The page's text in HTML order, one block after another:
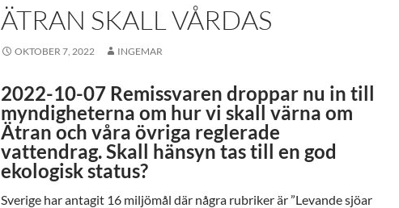
ÄTRAN SKALL VÅRDAS
OKTOBER 7, 2022 INGEMAR
2022-10-07 Remissvaren droppar nu in till
myndigheterna om hur vi skall värna om
Ätran och våra övriga reglerade
vattendrag. Skall hänsyn tas till en god
ekologisk status?
Sverige har antagit 16 miljömål där några rubriker är ”Levande sjöar